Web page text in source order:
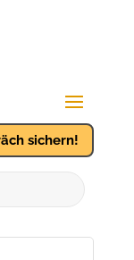
sichern!